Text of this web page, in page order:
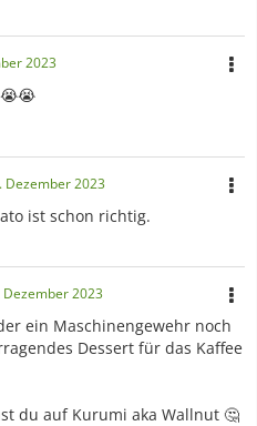
2023
Dezember 2023
ist schon richtig.
Dezember 2023
ein Maschinengewehr noch
Dessert für das Kaffee
du auf Kurumi aka Wallnut 🤔